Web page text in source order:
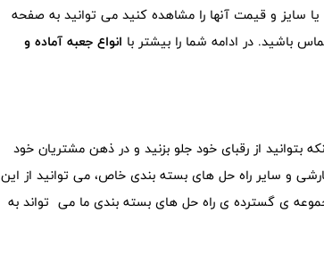
سایز و قیمت آنها را مشاهده کنید می توانید به صفحه
باشید. در ادامه شما را بیشتر با انواع جعبه آماده و
از رقبای خود جلو بزنید و در ذهن مشتریان خود
و سایر راه ‌حل ‌های بسته ‌بندی خاص، می ‌توانید از این
‌ی گسترده ‌ی راه ‌حل ‌های بسته‌ بندی ما می ‌تواند به